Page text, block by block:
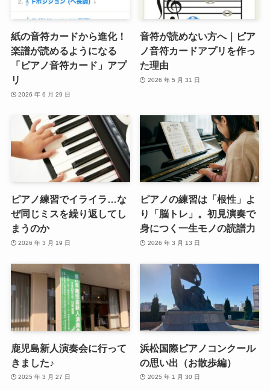
紙の音符カードから進化！
楽譜が読めるようになる
「ピアノ音符カード」アプ
リ
2026 年 6 月 29 日
音符が読めない方へ｜ピア
ノ音符カードアプリを作っ
た理由
2026 年 5 月 31 日
ピアノ練習でイライラ…な
ぜ同じミスを繰り返してし
まうのか
2026 年 3 月 19 日
ピアノの練習は「根性」よ
り「脳トレ」。初見演奏で
身につく一生モノの読譜力
2026 年 3 月 13 日
鹿児島新人演奏会に行って
きました♪
2025 年 3 月 27 日
浜松国際ピアノコンクール
の思い出（お散歩編）
2025 年 1 月 30 日